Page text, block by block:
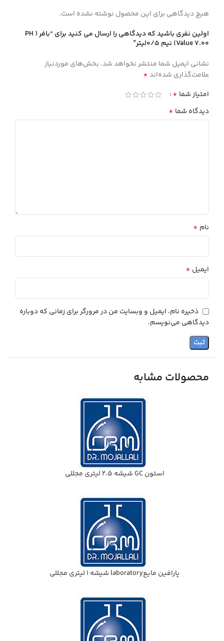
هیچ دیدگاهی برای این محصول نوشته نشده است.
اولین نفری باشید که دیدگاهی را ارسال می کنید برای “بافر ( PH
(Value 7.00 نيم 0/5ليتر”
نشانی ایمیل شما منتشر نخواهد شد. بخش‌های موردنیاز
علامت‌گذاری شده‌اند*
امتیاز شما *
دیدگاه شما *
نام *
ایمیل *
ذخیره نام، ایمیل و وبسایت من در مرورگر برای زمانی که دوباره
دیدگاهی می‌نویسم.
محصولات مشابه
استون GC شيشه 2.5 ليتري مجللي
پارافين مايعlaboratory شيشه 1 ليتري مجللي